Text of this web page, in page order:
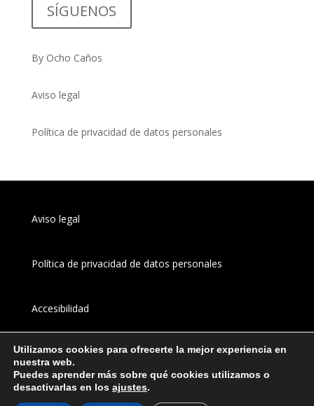
SÍGUENOS
By Ocho Caños
Aviso legal
Política de privacidad de datos personales
Aviso legal
Política de privacidad de datos personales
Accesibilidad
Canal interno de información
Utilizamos cookies para ofrecerte la mejor experiencia en
nuestra web.
Puedes aprender más sobre qué cookies utilizamos o
desactivarlas en los ajustes.